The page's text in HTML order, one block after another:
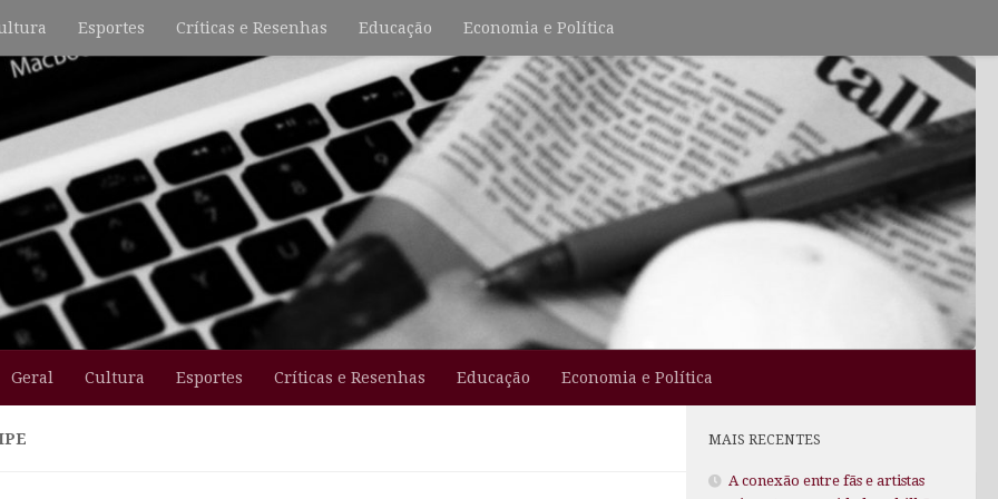
Esportes Críticas e Resenhas Educação Economia e Política
Geral Cultura Esportes Críticas e Resenhas Educação Economia e Política
MAIS RECENTES
A conexão entre fãs e artistas